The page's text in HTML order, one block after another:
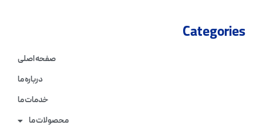
Categories
صفحه اصلی
درباره ما
خدمات ما
محصولات ما